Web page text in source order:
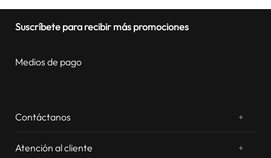
Suscríbete para recibir más promociones
Medios de pago
Contáctanos +
Atención al cliente
+